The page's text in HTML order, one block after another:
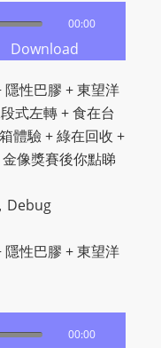
00:00
Download
性巴膠 + 東望洋
式左轉 + 食在台
體驗 + 綠在回收 +
像獎賽後你點睇
Debug
性巴膠 + 東望洋
00:00